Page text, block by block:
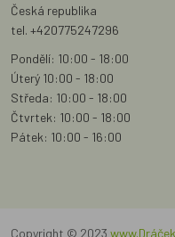
Česká republika
tel. +420775247296
Pondělí: 10:00 - 18:00
Úterý 10:00 - 18:00
Středa: 10:00 - 18:00
Čtvrtek: 10:00 - 18:00
Pátek: 10:00 - 16:00
Copyright © 2023